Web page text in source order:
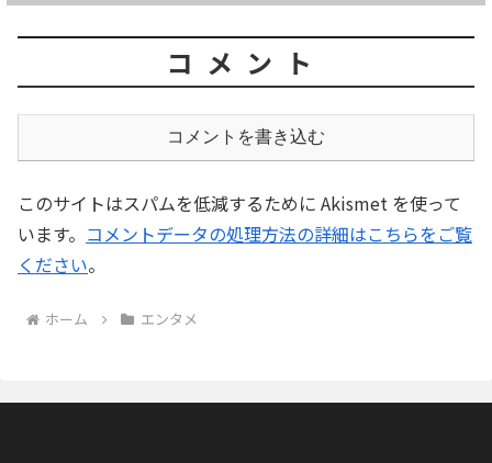
コメント
コメントを書き込む
このサイトはスパムを低減するために Akismet を使って
います。 コメントデータの処理方法の詳細はこちらをご覧
ください。
ホーム エンタメ